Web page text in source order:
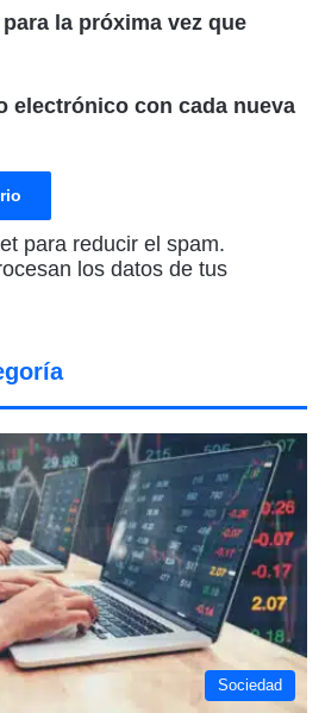
la próxima vez que
electrónico con cada nueva
para reducir el spam.
los datos de tus
Sociedad